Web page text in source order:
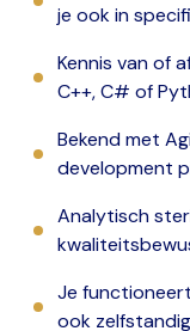
je ook in
Kennis van of
C++, C# of
Bekend met
development
Analytisch
Je
ook